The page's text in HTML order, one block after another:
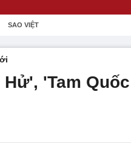
SAO VIỆT
'Tam